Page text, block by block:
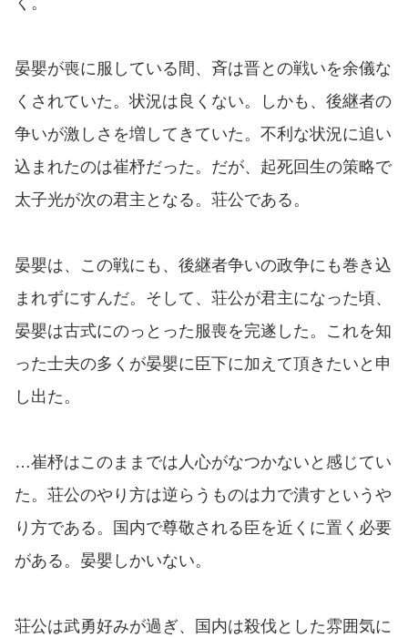
晏嬰が喪に服している間、斉は晋との戦いを余儀な
くされていた。状況は良くない。しかも、後継者の
争いが激しさを増してきていた。不利な状況に追い
込まれたのは崔杼だった。だが、起死回生の策略で
太子光が次の君主となる。荘公である。
晏嬰は、この戦にも、後継者争いの政争にも巻き込
まれずにすんだ。そして、荘公が君主になった頃、
晏嬰は古式にのっとった服喪を完遂した。これを知
った士夫の多くが晏嬰に臣下に加えて頂きたいと申
し出た。
…崔杼はこのままでは人心がなつかないと感じてい
た。荘公のやり方は逆らうものは力で潰すというや
り方である。国内で尊敬される臣を近くに置く必要
がある。晏嬰しかいない。
荘公は武勇好みが過ぎ、国内は殺伐とした雰囲気に